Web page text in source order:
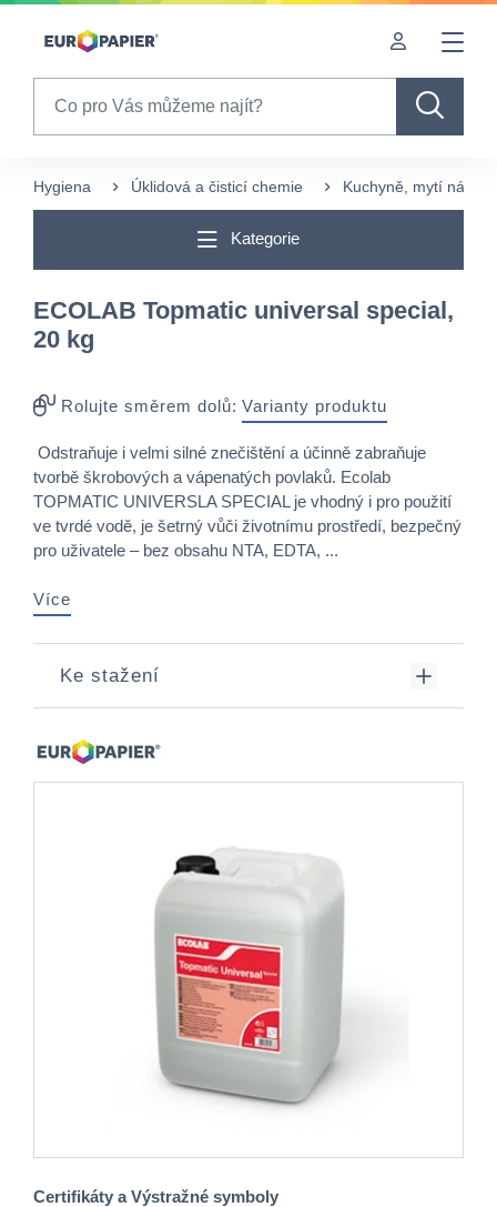
Table Of Content
Hygiena Úklidová a čisticí chemie Kuchyně, mytí nádobí
Kategorie
ECOLAB Topmatic universal special,
20 kg
Rolujte směrem dolů: Varianty produktu
Odstraňuje i velmi silné znečištění a účinně zabraňuje
tvorbě škrobových a vápenatých povlaků. Ecolab
TOPMATIC UNIVERSLA SPECIAL je vhodný i pro použití
ve tvrdé vodě, je šetrný vůči životnímu prostředí, bezpečný
pro uživatele – bez obsahu NTA, EDTA, ...
Více
Ke stažení
Certifikáty a Výstražné symboly